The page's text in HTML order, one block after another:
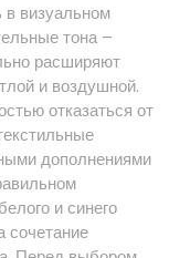
в визуальном
тона –
расширяют
и воздушной.
отказаться от
дополнениями
и синего
сочетание